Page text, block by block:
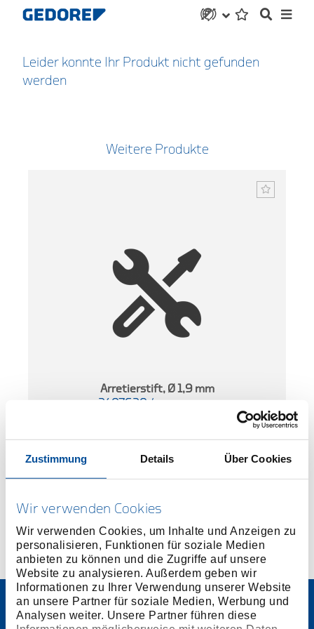
Zustimmung Details Über Cookies
Wir verwenden Cookies
Wir verwenden Cookies, um Inhalte und Anzeigen zu
personalisieren, Funktionen für soziale Medien
anbieten zu können und die Zugriffe auf unsere
Website zu analysieren. Außerdem geben wir
Informationen zu Ihrer Verwendung unserer Website
an unsere Partner für soziale Medien, Werbung und
Analysen weiter. Unsere Partner führen diese
Leider konnte Ihr Produkt nicht gefunden
werden
Weitere Produkte
Arretierstift, Ø 1,9 mm
2407620/